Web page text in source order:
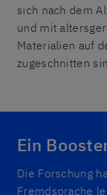
sich nach dem
und mit
Materialien auf
zugeschnitten
Ein
Die Forschung
Fremdsprache